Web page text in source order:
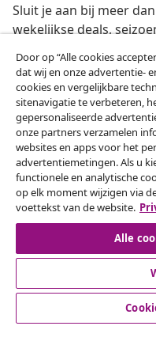
Sluit je aan bij meer
wekelijkse deals,
Onze sociale media
Herroeping van de
Een annulering voor je
Herroeping
Klantenservice
Door op “Alle cookies
dat wij en onze advertentie-
cookies en vergelijkbare
sitenavigatie te verbeteren,
gepersonaliseerde
onze partners verzamelen
websites en apps voor het
advertentiemetingen. Als u
functionele en analytische
op elk moment wijzigen via
voettekst van de website.
Alle